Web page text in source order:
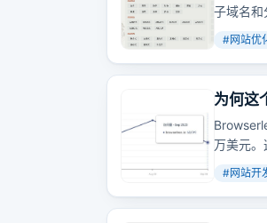
子域名和
#网站优
为何这
万美元。
#网站开